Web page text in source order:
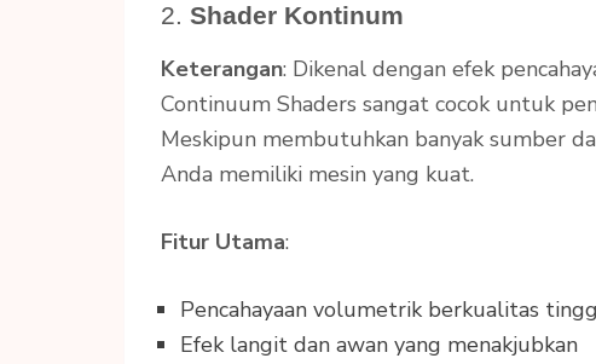
2. Shader Kontinum
Keterangan: Dikenal dengan efek
Continuum Shaders sangat cocok untuk
Meskipun membutuhkan banyak sumber
Anda memiliki mesin yang kuat.
Fitur Utama:
Pencahayaan volumetrik berkualitas
Efek langit dan awan yang menakjubkan